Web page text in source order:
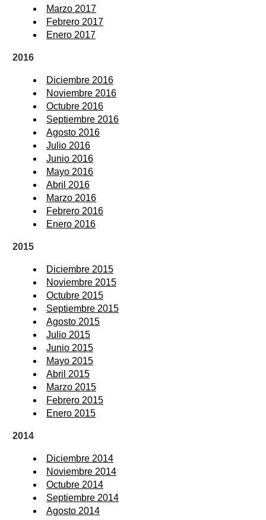
Marzo 2017
Febrero 2017
Enero 2017
2016
Diciembre 2016
Noviembre 2016
Octubre 2016
Septiembre 2016
Agosto 2016
Julio 2016
Junio 2016
Mayo 2016
Abril 2016
Marzo 2016
Febrero 2016
Enero 2016
2015
Diciembre 2015
Noviembre 2015
Octubre 2015
Septiembre 2015
Agosto 2015
Julio 2015
Junio 2015
Mayo 2015
Abril 2015
Marzo 2015
Febrero 2015
Enero 2015
2014
Diciembre 2014
Noviembre 2014
Octubre 2014
Septiembre 2014
Agosto 2014